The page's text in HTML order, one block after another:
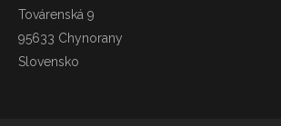
Továrenská 9
95633 Chynorany
Slovensko